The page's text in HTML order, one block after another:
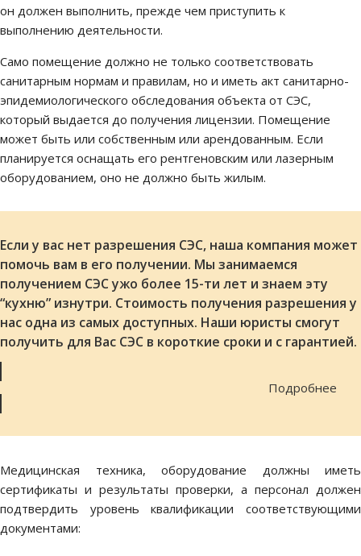
он должен выполнить, прежде чем приступить к
выполнению деятельности.
Само помещение должно не только соответствовать
санитарным нормам и правилам, но и иметь акт санитарно-
эпидемиологического обследования объекта от СЭС,
который выдается до получения лицензии. Помещение
может быть или собственным или арендованным. Если
планируется оснащать его рентгеновским или лазерным
оборудованием, оно не должно быть жилым.
Если у вас нет разрешения СЭС, наша компания может
помочь вам в его получении. Мы занимаемся
получением СЭС ужо более 15-ти лет и знаем эту
“кухню” изнутри. Стоимость получения разрешения у
нас одна из самых доступных. Наши юристы смогут
получить для Вас СЭС в короткие сроки и с гарантией.
Подробнее
Медицинская техника, оборудование должны иметь
сертификаты и результаты проверки, а персонал должен
подтвердить уровень квалификации соответствующими
документами: